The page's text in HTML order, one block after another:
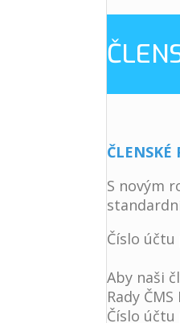
ČLENSKÉ
S novým
Číslo
Aby naši
Rady
Číslo